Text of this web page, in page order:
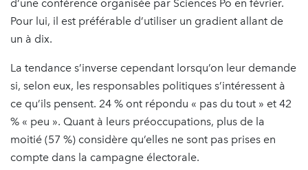
d’une conférence organisée par Sciences Po en février.
Pour lui, il est préférable d’utiliser un gradient allant de
un à dix.
La tendance s’inverse cependant lorsqu’on leur demande
si, selon eux, les responsables politiques s’intéressent à
ce qu’ils pensent. 24 % ont répondu « pas du tout » et 42
% « peu ». Quant à leurs préoccupations, plus de la
moitié (57 %) considère qu’elles ne sont pas prises en
compte dans la campagne électorale.